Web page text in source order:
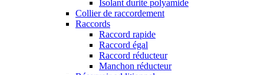
Isolant durite polyamide
Collier de raccordement
Raccords
Raccord rapide
Raccord égal
Raccord réducteur
Manchon réducteur